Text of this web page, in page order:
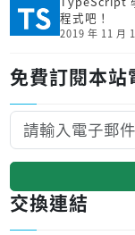
程式吧！
2019 年 11 月
免費訂閱本站
交換連結